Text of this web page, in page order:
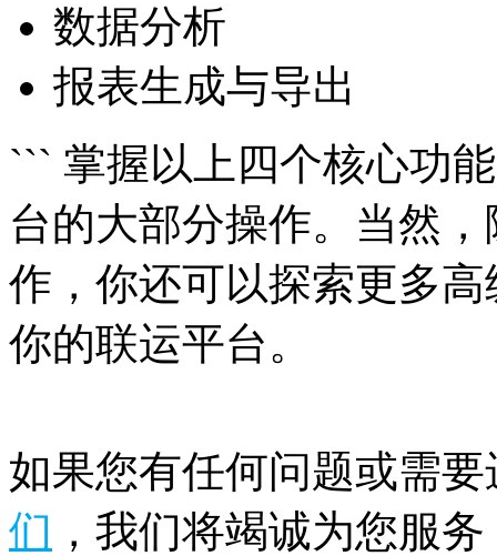
数据分析
报表生成与导出
``` 掌握以上四个核心功
台的大部分操作。当然
作，你还可以探索更多
你的联运平台。
如果您有任何问题或需
们 ，我们将竭诚为您服务